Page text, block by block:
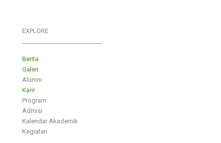
EXPLORE
Berita
Galeri
Alumni
Karir
Program
Admisi
Kalendar Akademik
Kegiatan